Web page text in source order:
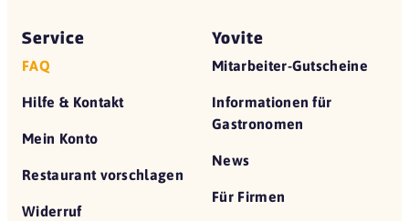
Service
FAQ
Hilfe & Kontakt
Mein Konto
Restaurant vorschlagen
Widerruf
Yovite
Mitarbeiter-Gutscheine
Informationen für
Gastronomen
News
Für Firmen